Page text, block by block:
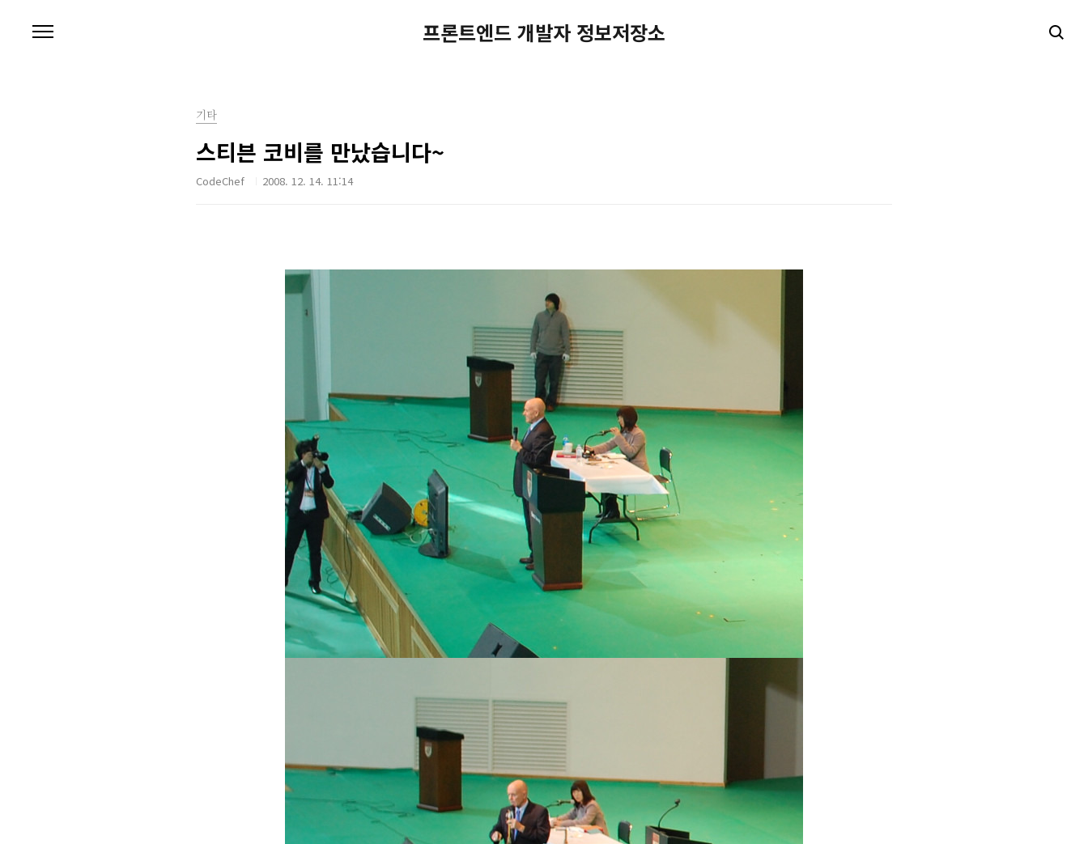
프론트엔드 개발자 정보저장소
기타
스티븐 코비를 만났습니다~
CodeChef 2008. 12. 14. 11:14